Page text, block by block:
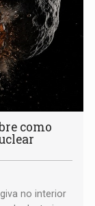
como
no interior